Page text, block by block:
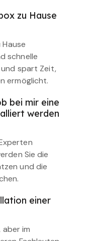
zu Hause
schnelle
spart Zeit,
ermöglicht.
bei mir eine
werden
Sie die
und die
einer
im